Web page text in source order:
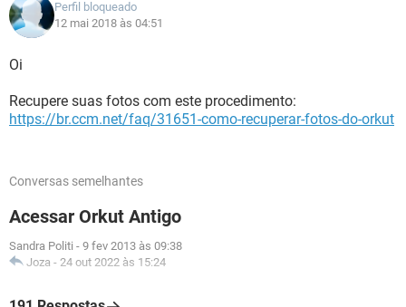
Perfil bloqueado
12 mai 2018 às 04:51
Oi
Recupere suas fotos com este procedimento:
https://br.ccm.net/faq/31651-como-recuperar-fotos-do-orkut
Conversas semelhantes
Acessar Orkut Antigo
Sandra Politi - 9 fev 2013 às 09:38
Joza - 24 out 2022 às 15:24